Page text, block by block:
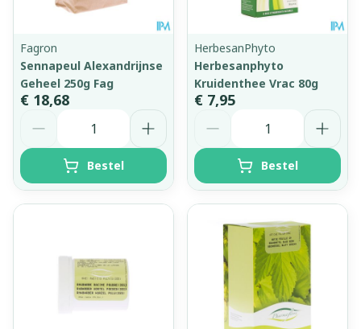
Fagron
Sennapeul Alexandrijnse
Geheel 250g Fag
€ 18,68
Bestel
HerbesanPhyto
Herbesanphyto
Kruidenthee Vrac 80g
€ 7,95
Bestel